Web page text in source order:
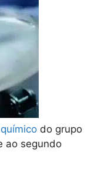
do grupo
ao segundo